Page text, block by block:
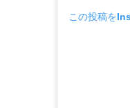
この投稿を